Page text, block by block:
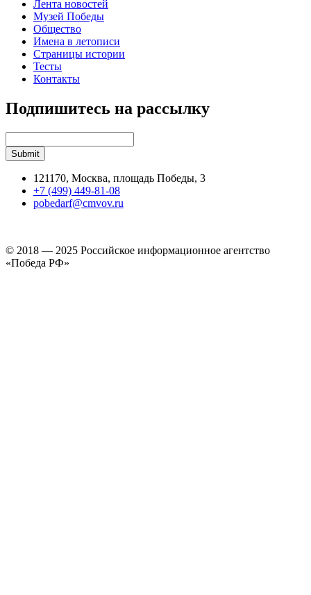
Лента новостей
Музей Победы
Общество
Имена в летописи
Страницы истории
Тесты
Контакты
Подпишитесь на рассылку
121170, Москва, площадь Победы, 3
+7 (499) 449-81-08
pobedarf@cmvov.ru
© 2018 — 2025 Российское информационное агентство
«Победа РФ»